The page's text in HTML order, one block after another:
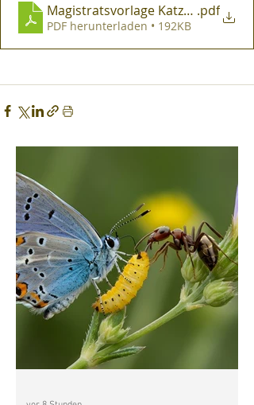
Magistratsvorlage .pdf
PDF herunterladen • 192KB